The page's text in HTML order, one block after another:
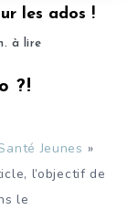
les ados !
à lire
?!
Jeunes »
l’objectif de
le